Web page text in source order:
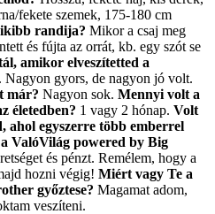
fekete szemek, 175-180 cm
randija? Mikor a csaj meg
és fújta az orrát, kb. egy szót se
amikor elveszítetted a
Nagyon gyors, de nagyon jó volt.
már? Nagyon sok. Mennyi volt a
életedben? 1 vagy 2 hónap. Volt
ahol egyszerre több emberrel
ValóVilág powered by Big
és pénzt. Remélem, hogy a
hozni végig! Miért vagy Te a
győztese? Magamat adom,
veszíteni.